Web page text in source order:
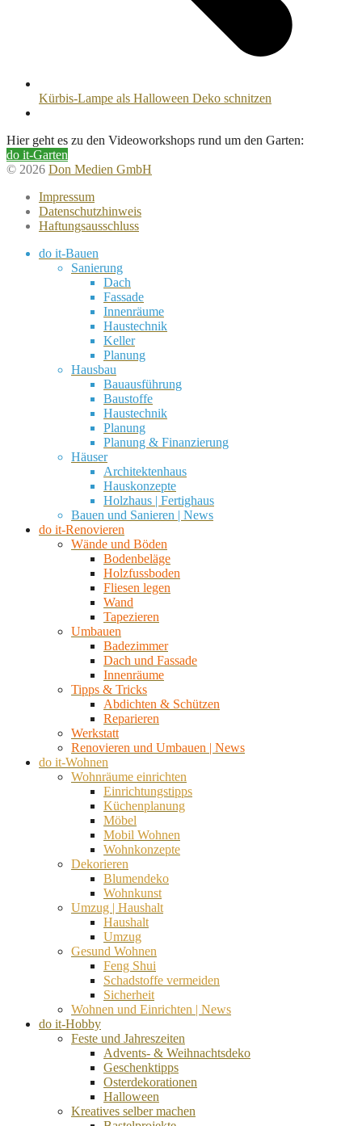
Kürbis-Lampe als Halloween Deko schnitzen
Hier geht es zu den Videoworkshops rund um den Garten:
do it-Garten
© 2026 Don Medien GmbH
Impressum
Datenschutzhinweis
Haftungsausschluss
do it-Bauen
Sanierung
Dach
Fassade
Innenräume
Haustechnik
Keller
Planung
Hausbau
Bauausführung
Baustoffe
Haustechnik
Planung
Planung & Finanzierung
Häuser
Architektenhaus
Hauskonzepte
Holzhaus | Fertighaus
Bauen und Sanieren | News
do it-Renovieren
Wände und Böden
Bodenbeläge
Holzfussboden
Fliesen legen
Wand
Tapezieren
Umbauen
Badezimmer
Dach und Fassade
Innenräume
Tipps & Tricks
Abdichten & Schützen
Reparieren
Werkstatt
Renovieren und Umbauen | News
do it-Wohnen
Wohnräume einrichten
Einrichtungstipps
Küchenplanung
Möbel
Mobil Wohnen
Wohnkonzepte
Dekorieren
Blumendeko
Wohnkunst
Umzug | Haushalt
Haushalt
Umzug
Gesund Wohnen
Feng Shui
Schadstoffe vermeiden
Sicherheit
Wohnen und Einrichten | News
do it-Hobby
Feste und Jahreszeiten
Advents- & Weihnachtsdeko
Geschenktipps
Osterdekorationen
Halloween
Kreatives selber machen